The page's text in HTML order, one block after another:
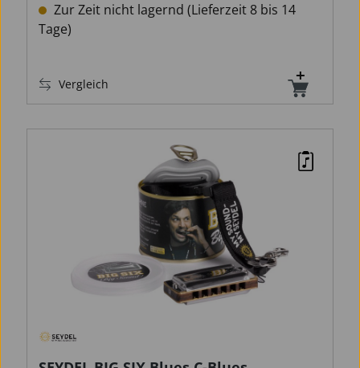
Zur Zeit nicht lagernd (Lieferzeit 8 bis 14
Tage)
Vergleich